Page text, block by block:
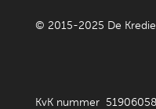
© 2015-2025 De
KvK nummer 51906058